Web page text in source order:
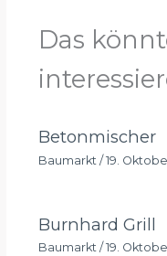
Das
Betonmischer
Baumarkt /19.
Burnhard Grill
Baumarkt/ 19.